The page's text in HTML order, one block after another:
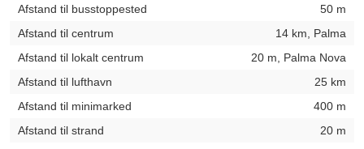
Afstand til busstoppested
50 m
Afstand til centrum
14 km, Palma
Afstand til lokalt centrum
20 m, Palma Nova
Afstand til lufthavn
25 km
Afstand til minimarked
400 m
Afstand til strand
20 m